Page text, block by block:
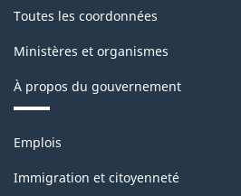
Toutes les coordonnées
Ministères et organismes
À propos du gouvernement
Thèmes
sujets
Emplois
Immigration et citoyenneté